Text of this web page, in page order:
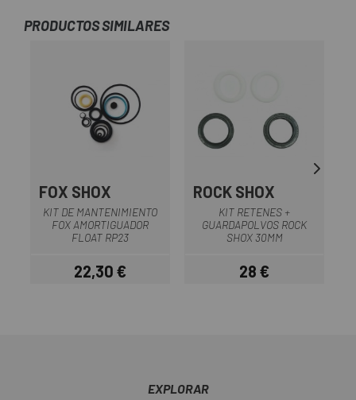
PRODUCTOS SIMILARES
FOX SHOX
KIT DE MANTENIMIENTO
FOX AMORTIGUADOR
FLOAT RP23
Precio
22,30 €
ROCK SHOX
KIT RETENES +
GUARDAPOLVOS ROCK
SHOX 30MM
Precio
28 €
EXPLORAR